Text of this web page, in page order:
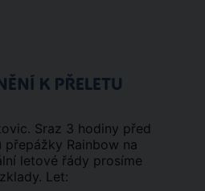
K PŘELETU
Sraz 3 hodiny před
Rainbow na
letové řády prosíme
Let: